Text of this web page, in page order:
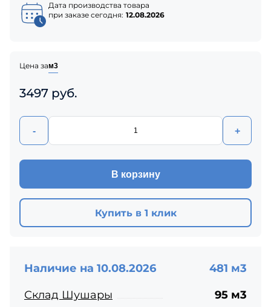
Дата производства товара
при заказе сегодня: 12.08.2026
Цена зам3
3497 руб.
- +
В корзину
Купить в 1 клик
Наличие на 10.08.2026
481 м3
Склад Шушары
95 м3